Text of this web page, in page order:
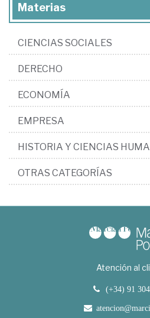
Materias
CIENCIAS SOCIALES
DERECHO
ECONOMÍA
EMPRESA
HISTORIA Y CIENCIAS
OTRAS CATEGORÍAS
Atención al
(+34) 91